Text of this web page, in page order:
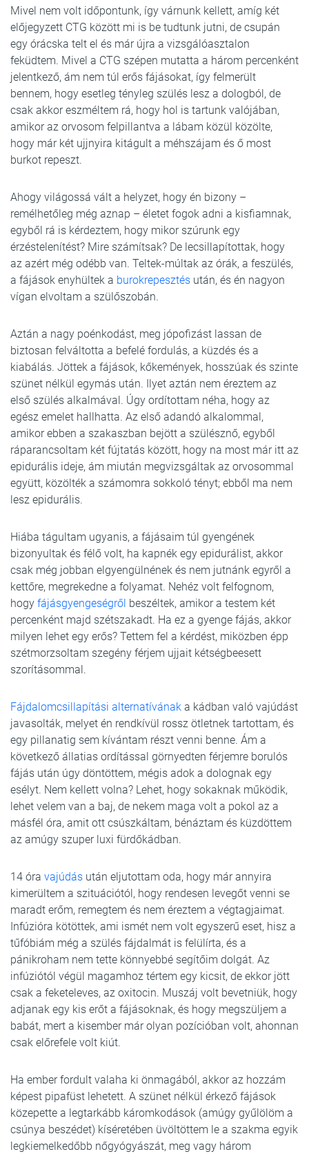
Mivel nem volt időpontunk, így várnunk kellett, amíg két
előjegyzett CTG között mi is be tudtunk jutni, de csupán
egy órácska telt el és már újra a vizsgálóasztalon
feküdtem. Mivel a CTG szépen mutatta a három percenként
jelentkező, ám nem túl erős fájásokat, így felmerült
bennem, hogy esetleg tényleg szülés lesz a dologból, de
csak akkor eszméltem rá, hogy hol is tartunk valójában,
amikor az orvosom felpillantva a lábam közül közölte,
hogy már két ujjnyira kitágult a méhszájam és ő most
burkot repeszt.
Ahogy világossá vált a helyzet, hogy én bizony –
remélhetőleg még aznap – életet fogok adni a kisfiamnak,
egyből rá is kérdeztem, hogy mikor szúrunk egy
érzéstelenítést? Mire számítsak? De lecsillapítottak, hogy
az azért még odébb van. Teltek-múltak az órák, a feszülés,
a fájások enyhültek a burokrepesztés után, és én nagyon
vígan elvoltam a szülőszobán.
Aztán a nagy poénkodást, meg jópofizást lassan de
biztosan felváltotta a befelé fordulás, a küzdés és a
kiabálás. Jöttek a fájások, kőkemények, hosszúak és szinte
szünet nélkül egymás után. Ilyet aztán nem éreztem az
első szülés alkalmával. Úgy ordítottam néha, hogy az
egész emelet hallhatta. Az első adandó alkalommal,
amikor ebben a szakaszban bejött a szülésznő, egyből
ráparancsoltam két fújtatás között, hogy na most már itt az
epidurális ideje, ám miután megvizsgáltak az orvosommal
együtt, közölték a számomra sokkoló tényt; ebből ma nem
lesz epidurális.
Hiába tágultam ugyanis, a fájásaim túl gyengének
bizonyultak és félő volt, ha kapnék egy epidurálist, akkor
csak még jobban elgyengülnének és nem jutnánk egyről a
kettőre, megrekedne a folyamat. Nehéz volt felfognom,
hogy fájásgyengeségről beszéltek, amikor a testem két
percenként majd szétszakadt. Ha ez a gyenge fájás, akkor
milyen lehet egy erős? Tettem fel a kérdést, miközben épp
szétmorzsoltam szegény férjem ujjait kétségbeesett
szorításommal.
Fájdalomcsillapítási alternatívának a kádban való vajúdást
javasolták, melyet én rendkívül rossz ötletnek tartottam, és
egy pillanatig sem kívántam részt venni benne. Ám a
következő állatias ordítással görnyedten férjemre borulós
fájás után úgy döntöttem, mégis adok a dolognak egy
esélyt. Nem kellett volna? Lehet, hogy sokaknak működik,
lehet velem van a baj, de nekem maga volt a pokol az a
másfél óra, amit ott csúszkáltam, bénáztam és küzdöttem
az amúgy szuper luxi fürdőkádban.
14 óra vajúdás után eljutottam oda, hogy már annyira
kimerültem a szituációtól, hogy rendesen levegőt venni se
maradt erőm, remegtem és nem éreztem a végtagjaimat.
Infúzióra kötöttek, ami ismét nem volt egyszerű eset, hisz a
tűfóbiám még a szülés fájdalmát is felülírta, és a
pánikroham nem tette könnyebbé segítőim dolgát. Az
infúziótól végül magamhoz tértem egy kicsit, de ekkor jött
csak a feketeleves, az oxitocin. Muszáj volt bevetniük, hogy
adjanak egy kis erőt a fájásoknak, és hogy megszüljem a
babát, mert a kisember már olyan pozícióban volt, ahonnan
csak előrefele volt kiút.
Ha ember fordult valaha ki önmagából, akkor az hozzám
képest pipafüst lehetett. A szünet nélkül érkező fájások
közepette a legtarkább káromkodások (amúgy gyűlölöm a
csúnya beszédet) kíséretében üvöltöttem le a szakma egyik
legkiemelkedőbb nőgyógyászát, meg vagy három